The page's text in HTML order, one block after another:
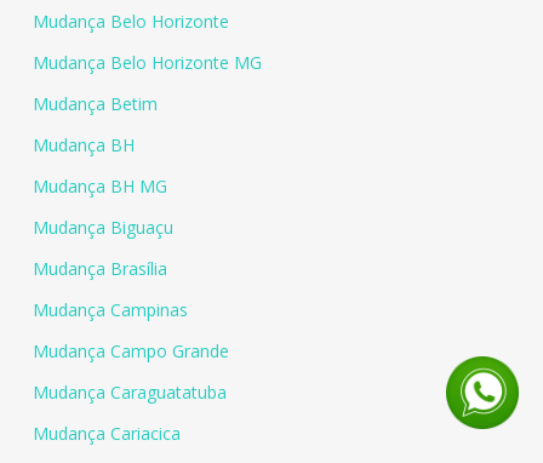
Mudança Belo Horizonte
Mudança Belo Horizonte MG
Mudança Betim
Mudança BH
Mudança BH MG
Mudança Biguaçu
Mudança Brasília
Mudança Campinas
Mudança Campo Grande
Mudança Caraguatatuba
Mudança Cariacica